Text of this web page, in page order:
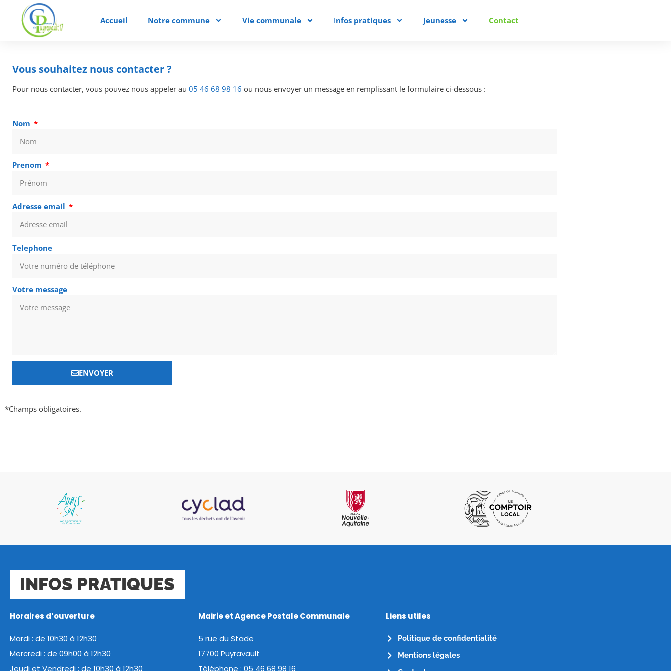
Accueil Notre commune Vie communale Infos pratiques Jeunesse Contact
Vous souhaitez nous contacter ?
Pour nous contacter, vous pouvez nous appeler au 05 46 68 98 16 ou nous envoyer un message en remplissant le formulaire ci-dessous :
Nom
Prenom
Adresse email
Telephone
Votre message
ENVOYER
*Champs obligatoires.
INFOS PRATIQUES
Horaires d’ouverture
Mardi : de 10h30 à 12h30
Mercredi : de 09h00 à 12h30
Jeudi et Vendredi : de 10h30 à 12h30
Mairie et Agence Postale Communale
5 rue du Stade
17700 Puyravault
Téléphone : 05 46 68 98 16
Liens utiles
Politique de confidentialité
Mentions légales